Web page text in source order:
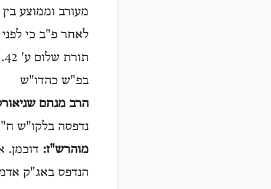
מעורב וממוצע
לאחר פ"ב כי
תורת שלום ע' 42.
בפ"ש כהדו"ש
הרב מנחם
נדפסה בלקו"ש ח"ד ע' 1259, והושלמה ע"פ העתק
מוהרש"ז: דוכמן.
הנדפס באג"ק